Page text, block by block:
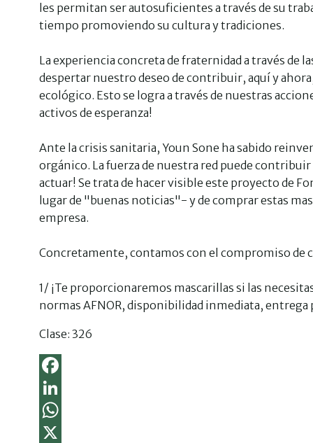
les permitan ser autosuficientes a través de su
tiempo promoviendo su cultura y tradiciones.
La experiencia concreta de fraternidad a través
despertar nuestro deseo de contribuir, aquí y
ecológico. Esto se logra a través de nuestras
activos de esperanza!
Ante la crisis sanitaria, Youn Sone ha sabido
orgánico. La fuerza de nuestra red puede
actuar! Se trata de hacer visible este proyecto de
lugar de "buenas noticias"- y de comprar estas
empresa.
Concretamente, contamos con el compromiso de
1/ ¡Te proporcionaremos mascarillas si las
normas AFNOR, disponibilidad inmediata, entrega
Clase: 326
F
a
c
e
L
n
W